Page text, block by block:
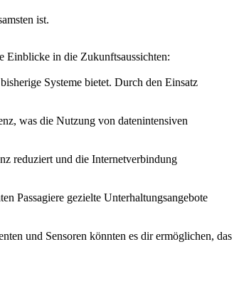
ist.
Einblicke in die Zukunftsaussichten:
Systeme bietet. Durch den Einsatz
was die Nutzung von datenintensiven
reduziert und die Internetverbindung
Passagiere gezielte Unterhaltungsangebote
und Sensoren könnten es dir ermöglichen, das